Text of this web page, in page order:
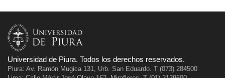
Universidad de Piura. Todos los derechos reservados.
Piura: Av. Ramón Mugica 131, Urb. San Eduardo. T (073) 284500